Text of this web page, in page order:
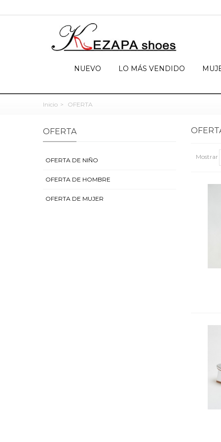
NUEVO LO MÁS VENDIDO
Inicio > OFERTA
OFERTA
OFERTA DE NIÑO
OFERTA DE HOMBRE
OFERTA DE MUJER
Mostrar